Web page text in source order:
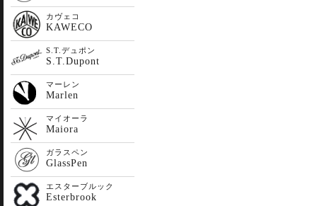
カヴェコ
KAWECO
S.T.デュポン
S.T.Dupont
マーレン
Marlen
マイオーラ
Maiora
ガラスペン
GlassPen
エスターブルック
Esterbrook